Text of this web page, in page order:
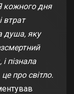
кожного дня
втрат
душа, яку
пізнала
про світло.